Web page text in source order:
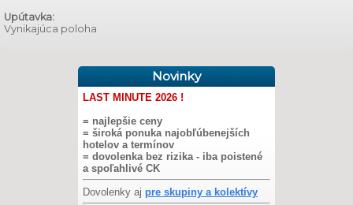
Upútavka:
Vynikajúca poloha
Novinky
LAST MINUTE 2026 !
= najlepšie ceny
= široká ponuka najobľúbenejších
hotelov a termínov
= dovolenka bez rizika - iba poistené
a spoľahlivé CK
Dovolenky aj pre skupiny a kolektívy